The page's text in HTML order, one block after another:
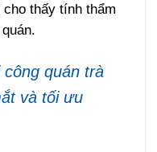
thấy tính thẩm
công quán trà
và tối ưu